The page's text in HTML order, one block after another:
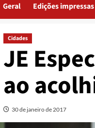
Geral Edições impressas
Cidades
JE
ao
30 de janeiro de 2017